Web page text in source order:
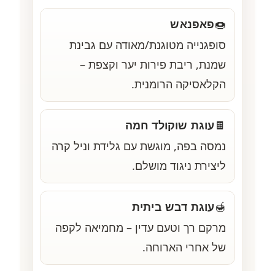
🍩פאפנאש
סופגנייה מטוגנת/מאודה עם גבינת
שמנת, ריבת פירות יער וקצפת –
הקלאסיקה הרומנית.
🍫עוגת שוקולד חמה
נמסה בפה, מוגשת עם גלידת וניל קרה
ליצירת ניגוד מושלם.
🍯עוגת דבש ביתית
מרקם רך וטעם עדין – מחמיאה לקפה
של אחרי הארוחה.